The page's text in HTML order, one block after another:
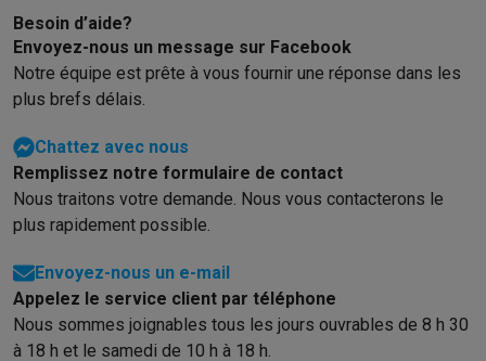
Besoin d’aide?
Envoyez-nous un message sur Facebook
Notre équipe est prête à vous fournir une réponse dans les
plus brefs délais.
Chattez avec nous
Remplissez notre formulaire de contact
Nous traitons votre demande. Nous vous contacterons le
plus rapidement possible.
Envoyez-nous un e-mail
Appelez le service client par téléphone
Nous sommes joignables tous les jours ouvrables de 8 h 30
à 18 h et le samedi de 10 h à 18 h.